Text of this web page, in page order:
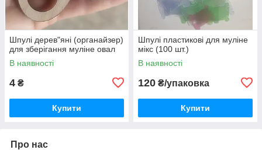
Шпулі дерев"яні (органайзер)
для зберігання муліне овал
В наявності
4 ₴
Купити
Шпулі пластикові для муліне
мікс (100 шт.)
В наявності
120 ₴/упаковка
Купити
Про нас